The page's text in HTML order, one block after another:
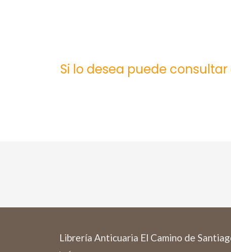
Si lo desea puede
Librería Anticuaria El Camino de